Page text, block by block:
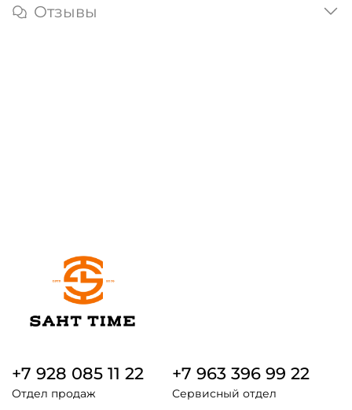
Отзывы
+7 928 085 11 22
Отдел продаж
+7 963 396 99 22
Сервисный отдел